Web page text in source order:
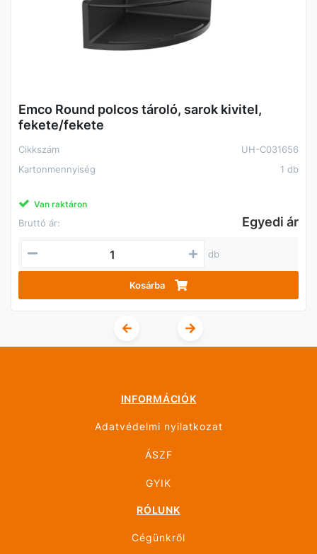
Emco Round polcos tároló, sarok kivitel,
fekete/fekete
Cikkszám
UH-C031656
Kartonmennyiség
1 db
Van raktáron
Bruttó ár: Egyedi ár
db
Kosárba
INFORMÁCIÓK
Adatvédelmi nyilatkozat
ÁSZF
GYIK
RÓLUNK
Cégünkről